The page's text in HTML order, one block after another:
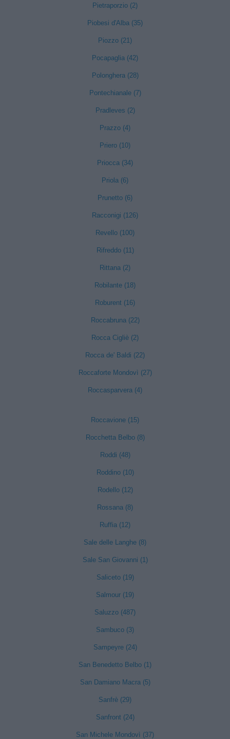
Pietraporzio (2)
Piobesi d'Alba (35)
Piozzo (21)
Pocapaglia (42)
Polonghera (28)
Pontechianale (7)
Pradleves (2)
Prazzo (4)
Priero (10)
Priocca (34)
Priola (6)
Prunetto (6)
Racconigi (126)
Revello (100)
Rifreddo (11)
Rittana (2)
Robilante (18)
Roburent (16)
Roccabruna (22)
Rocca Cigliè (2)
Rocca de' Baldi (22)
Roccaforte Mondovì (27)
Roccasparvera (4)
Roccavione (15)
Rocchetta Belbo (8)
Roddi (48)
Roddino (10)
Rodello (12)
Rossana (8)
Ruffia (12)
Sale delle Langhe (8)
Sale San Giovanni (1)
Saliceto (19)
Salmour (19)
Saluzzo (487)
Sambuco (3)
Sampeyre (24)
San Benedetto Belbo (1)
San Damiano Macra (5)
Sanfrè (29)
Sanfront (24)
San Michele Mondovì (37)